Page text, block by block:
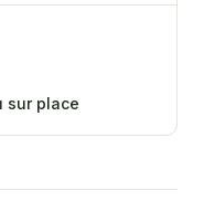
sur place